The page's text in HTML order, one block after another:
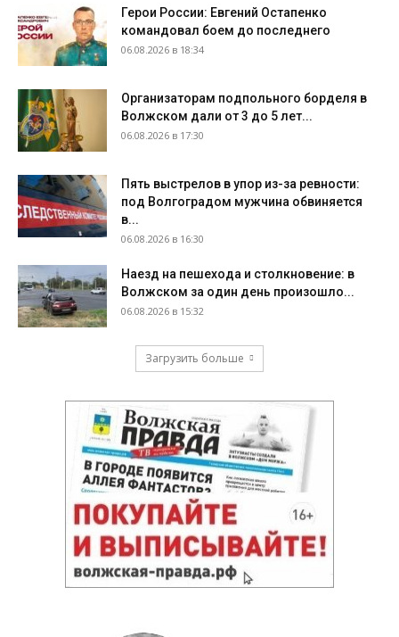
Герои России: Евгений Остапенко
командовал боем до последнего
06.08.2026 в 18:34
Организаторам подпольного борделя в
Волжском дали от 3 до 5 лет...
06.08.2026 в 17:30
Пять выстрелов в упор из-за ревности:
под Волгоградом мужчина обвиняется
в...
06.08.2026 в 16:30
Наезд на пешехода и столкновение: в
Волжском за один день произошло...
06.08.2026 в 15:32
Загрузить больше